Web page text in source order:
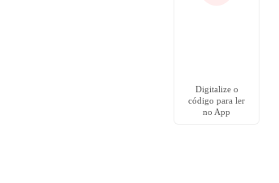
Digitalize o
código para ler
no App